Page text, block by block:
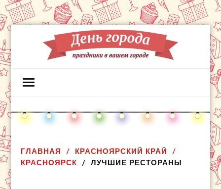
ГЛАВНАЯ
КРАСНОЯРСКИЙ КРАЙ
КРАСНОЯРСК
ЛУЧШИЕ РЕСТОРАНЫ